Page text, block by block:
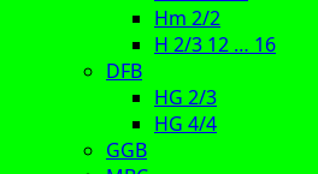
Hm 2/2
H 2/3 12 … 16
DFB
HG 2/3
HG 4/4
GGB